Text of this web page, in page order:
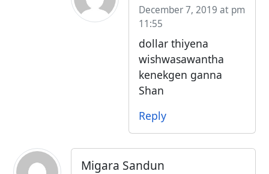
December 7, 2019 at pm
11:55
dollar thiyena
wishwasawantha
kenekgen ganna
Shan
Reply
Migara Sandun